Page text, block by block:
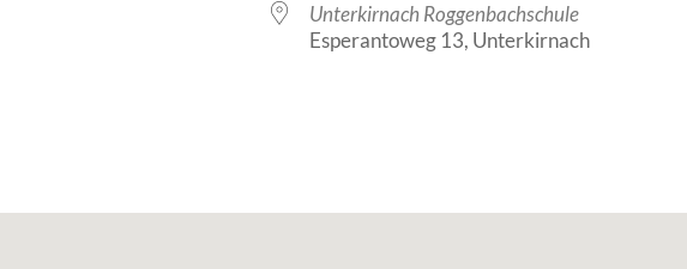
Unterkirnach Roggenbachschule
Esperantoweg 13, Unterkirnach